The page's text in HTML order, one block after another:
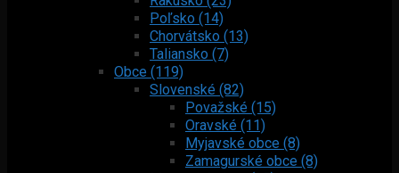
Poľsko (14)
Chorvátsko (13)
Taliansko (7)
Obce (119)
Slovenské (82)
Považské (15)
Oravské (11)
Myjavské obce (8)
Zamagurské obce (8)